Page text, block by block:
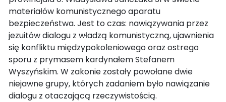
materiałów komunistycznego aparatu
bezpieczeństwa. Jest to czas: nawiązywania przez
jezuitów dialogu z władzą komunistyczną, ujawnienia
się konfliktu międzypokoleniowego oraz ostrego
sporu z prymasem kardynałem Stefanem
Wyszyńskim. W zakonie zostały powołane dwie
niejawne grupy, których zadaniem było nawiązanie
dialogu z otaczającą rzeczywistością.